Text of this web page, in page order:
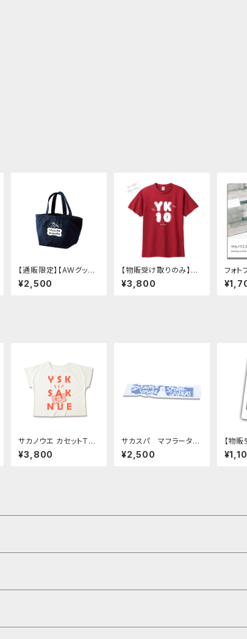
【通販限定】【AWグッズ】
ゆきだるまランチバッグ
（ヨースケコースケ）
¥2,500
【物販受け取りのみ】YK
10 Tシャツ(レッド・ライ
トブルー)
¥3,800
フォト
ヨー
サカノウエ カセットT
（ホワイト）
¥3,800
サカスパ マフラータオ
ル
¥2,500
【物
ース